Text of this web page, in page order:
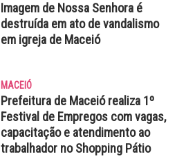
Imagem de Nossa Senhora é
destruída em ato de vandalismo
em igreja de Maceió
MACEIÓ
Prefeitura de Maceió realiza 1º
Festival de Empregos com vagas,
capacitação e atendimento ao
trabalhador no Shopping Pátio